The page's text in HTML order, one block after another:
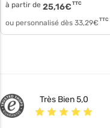
à partir de 25,16€ TTC
ou personnalisé dès 33,29€ TTC
Très Bien 5,0